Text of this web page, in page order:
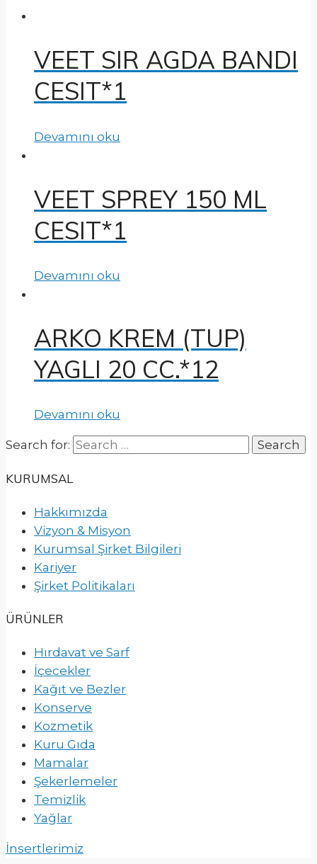
VEET SIR AGDA BANDI
CESIT*1
Devamını oku
VEET SPREY 150 ML
CESIT*1
Devamını oku
ARKO KREM (TUP)
YAGLI 20 CC.*12
Devamını oku
Search for:
KURUMSAL
Hakkımızda
Vizyon & Misyon
Kurumsal Şirket Bilgileri
Kariyer
Şirket Politikaları
ÜRÜNLER
Hırdavat ve Sarf
İçecekler
Kağıt ve Bezler
Konserve
Kozmetik
Kuru Gıda
Mamalar
Şekerlemeler
Temizlik
Yağlar
İnsertlerimiz